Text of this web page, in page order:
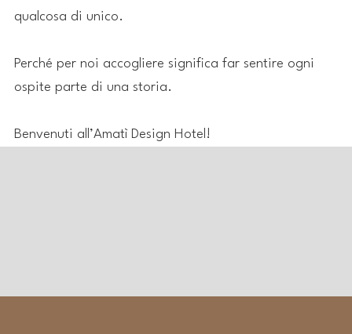
qualcosa di unico.
Perché per noi accogliere significa far sentire ogni
ospite parte di una storia.
Benvenuti all’Amatì Design Hotel!